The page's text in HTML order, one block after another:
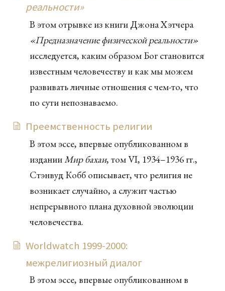
реальности»
В этом отрывке из книги Джона Хэтчера
«Предназначение физической реальности»
исследуется, каким образом Бог становится
известным человечеству и как мы можем
развивать личные отношения с чем-то, что
по сути непознаваемо.
Преемственность религии
В этом эссе, впервые опубликованном в
изданииМир бахаи, том VI, 1934–1936 гг.,
Стэнвуд Кобб описывает, что религия не
возникает случайно, а служит частью
непрерывного плана духовной эволюции
человечества.
Worldwatch 1999-2000:
межрелигиозный диалог
В этом эссе, впервые опубликованном в